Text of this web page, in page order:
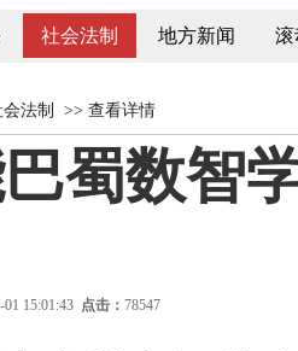
社会法制 地方新闻 滚
法制 >> 查看详情
蜀数智
01 15:01:43 点击： 78547